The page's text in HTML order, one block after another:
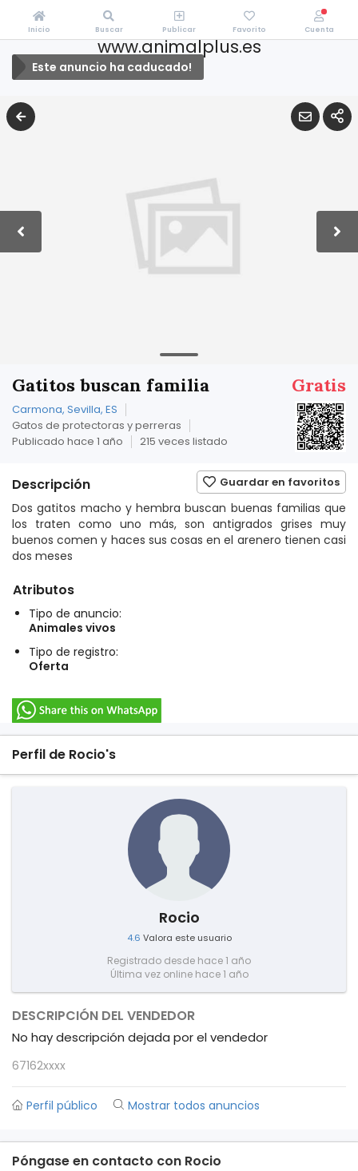
www.animalplus.es
Este anuncio ha caducado!
Gratis
Gatitos buscan familia
Carmona, Sevilla, ES
Gatos de protectoras y perreras
Publicado hace 1 año
215 veces listado
Guardar en favoritos
Descripción
Dos gatitos macho y hembra buscan buenas familias que
los traten como uno más, son antigrados grises muy
buenos comen y haces sus cosas en el arenero tienen casi
dos meses
Atributos
Tipo de anuncio:
Animales vivos
Tipo de registro:
Oferta
Perfil de Rocio's
Rocio
4.6 Valora este usuario
Registrado desde hace 1 año
Última vez online hace 1 año
DESCRIPCIÓN DEL VENDEDOR
No hay descripción dejada por el vendedor
67162xxxx
Perfil público Mostrar todos anuncios
Póngase en contacto con Rocio
Inicio Buscar Publicar Favorito Cuenta